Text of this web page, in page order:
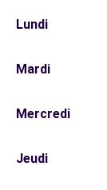
Lundi
Mardi
Mercredi
Jeudi